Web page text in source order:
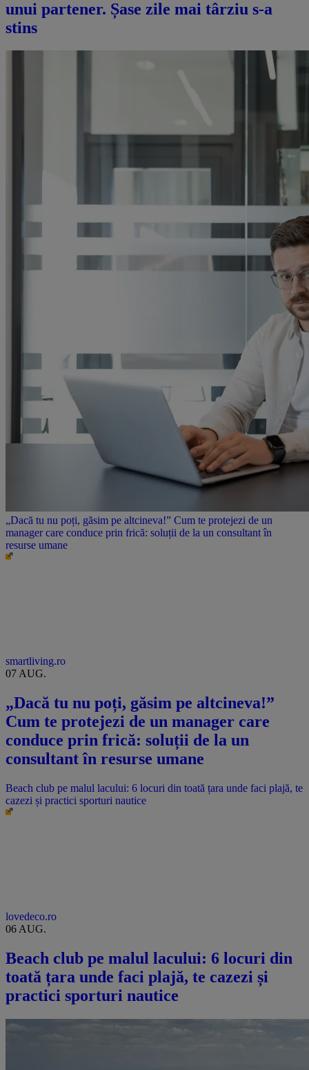
unui partener. Șase zile mai târziu s-a
stins
„Dacă tu nu poți, găsim pe altcineva!” Cum te protejezi de un
manager care conduce prin frică: soluții de la un consultant în
resurse umane
smartliving.ro
07 AUG.
„Dacă tu nu poți, găsim pe altcineva!”
Cum te protejezi de un manager care
conduce prin frică: soluții de la un
consultant în resurse umane
Beach club pe malul lacului: 6 locuri din toată țara unde faci plajă, te
cazezi și practici sporturi nautice
lovedeco.ro
06 AUG.
Beach club pe malul lacului: 6 locuri din
toată țara unde faci plajă, te cazezi și
practici sporturi nautice